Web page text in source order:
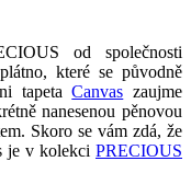
od společnosti
které se původně
tapetaCanvas zaujme
nanesenou pěnovou
Skoro se vám zdá, že
je v kolekci PRECIOUS